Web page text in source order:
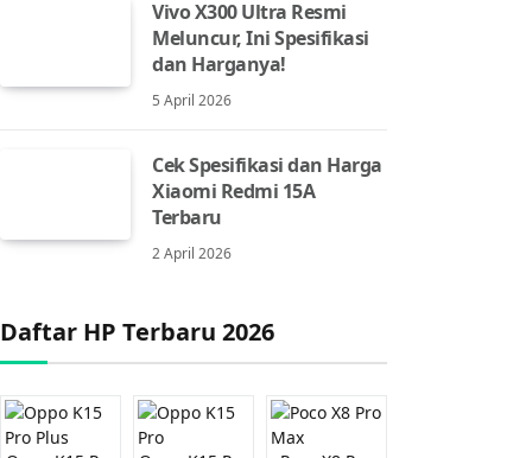
Vivo X300 Ultra Resmi
Meluncur, Ini Spesifikasi
dan Harganya!
5 April 2026
Cek Spesifikasi dan Harga
Xiaomi Redmi 15A
Terbaru
2 April 2026
Daftar HP Terbaru 2026